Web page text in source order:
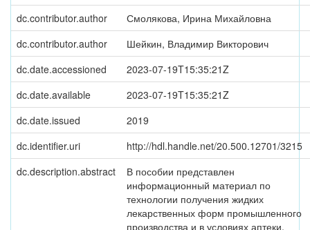
dc.contributor.author
Смолякова, Ирина Михайловна
dc.contributor.author
Шейкин, Владимир Викторович
dc.date.accessioned
2023-07-19T15:35:21Z
dc.date.available
2023-07-19T15:35:21Z
dc.date.issued
2019
dc.identifier.uri
http://hdl.handle.net/20.500.12701/3215
dc.description.abstract
В пособии представлен
информационный материал по
технологии получения жидких
лекарственных форм промышленного
производства и в условиях аптеки.